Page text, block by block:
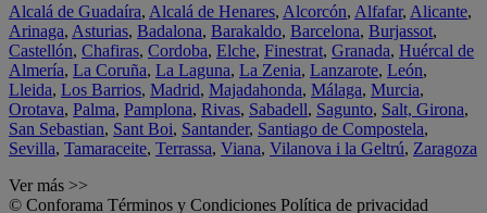
Alcalá de Guadaíra, Alcalá de Henares, Alcorcón, Alfafar, Alicante,
Arinaga, Asturias, Badalona, Barakaldo, Barcelona, Burjassot,
Castellón, Chafiras, Cordoba, Elche, Finestrat, Granada, Huércal de
Almería, La Coruña, La Laguna, La Zenia, Lanzarote, León,
Lleida, Los Barrios, Madrid, Majadahonda, Málaga, Murcia,
Orotava, Palma, Pamplona, Rivas, Sabadell, Sagunto, Salt, Girona,
San Sebastian, Sant Boi, Santander, Santiago de Compostela,
Sevilla, Tamaraceite, Terrassa, Viana, Vilanova i la Geltrú, Zaragoza
Ver más >>
© Conforama Términos y Condiciones Política de privacidad